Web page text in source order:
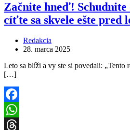
Začnite hneď! Schudnite
cíťte sa skvele ešte pred
Redakcia
28. marca 2025
Leto sa blíži a vy ste si povedali: „Tento
[…]
Facebook
WhatsApp